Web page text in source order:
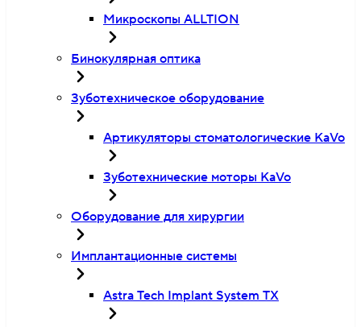
Микроскопы ALLTION
Бинокулярная оптика
Зуботехническое оборудование
Артикуляторы стоматологические KaVo
Зуботехнические моторы KaVo
Оборудование для хирургии
Имплантационные системы
Astra Tech Implant System TX